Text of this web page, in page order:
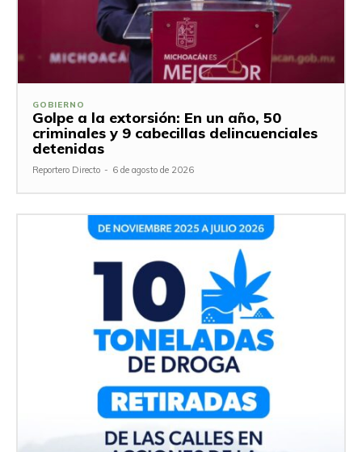
GOBIERNO
Golpe a la extorsión: En un año, 50
criminales y 9 cabecillas delincuenciales
detenidas
Reportero Directo - 6 de agosto de 2026